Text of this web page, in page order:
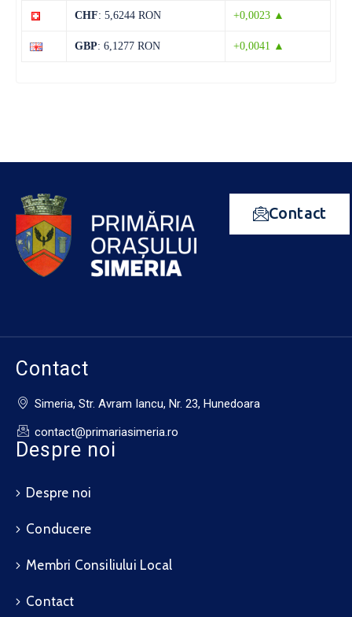
CHF: 5,6244 RON +0,0023 ▲
GBP: 6,1277 RON +0,0041 ▲
Contact
Contact
Simeria, Str. Avram Iancu, Nr. 23, Hunedoara
contact@primariasimeria.ro
Despre noi
Despre noi
Conducere
Membri Consiliului Local
Contact